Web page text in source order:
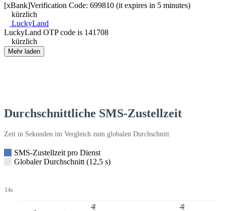
[xBank]Verification Code: 699810 (it expires in 5 minutes)
kürzlich
LuckyLand
LuckyLand OTP code is 141708
kürzlich
Mehr laden
Durchschnittliche SMS-Zustellzeit
Zeit in Sekunden im Vergleich zum globalen Durchschnitt
SMS-Zustellzeit pro Dienst
Globaler Durchschnitt (12,5 s)
14s